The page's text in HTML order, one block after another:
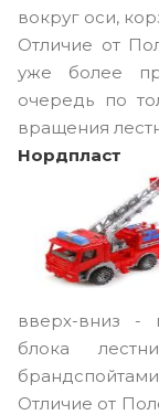
вокруг оси,
Отличие от
уже более
очередь по
вращения
Нордпласт
вверх-вниз -
блока
Отличие от